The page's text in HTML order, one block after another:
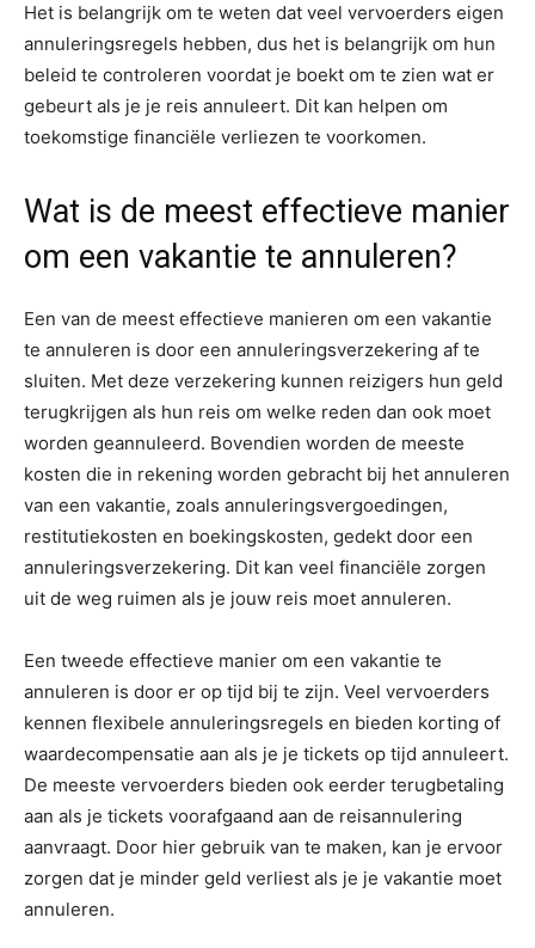
Het is belangrijk om te weten dat veel vervoerders eigen
annuleringsregels hebben, dus het is belangrijk om hun
beleid te controleren voordat je boekt om te zien wat er
gebeurt als je je reis annuleert. Dit kan helpen om
toekomstige financiële verliezen te voorkomen.
Wat is de meest effectieve manier
om een vakantie te annuleren?
Een van de meest effectieve manieren om een vakantie
te annuleren is door een annuleringsverzekering af te
sluiten. Met deze verzekering kunnen reizigers hun geld
terugkrijgen als hun reis om welke reden dan ook moet
worden geannuleerd. Bovendien worden de meeste
kosten die in rekening worden gebracht bij het annuleren
van een vakantie, zoals annuleringsvergoedingen,
restitutiekosten en boekingskosten, gedekt door een
annuleringsverzekering. Dit kan veel financiële zorgen
uit de weg ruimen als je jouw reis moet annuleren.
Een tweede effectieve manier om een vakantie te
annuleren is door er op tijd bij te zijn. Veel vervoerders
kennen flexibele annuleringsregels en bieden korting of
waardecompensatie aan als je je tickets op tijd annuleert.
De meeste vervoerders bieden ook eerder terugbetaling
aan als je tickets voorafgaand aan de reisannulering
aanvraagt. Door hier gebruik van te maken, kan je ervoor
zorgen dat je minder geld verliest als je je vakantie moet
annuleren.